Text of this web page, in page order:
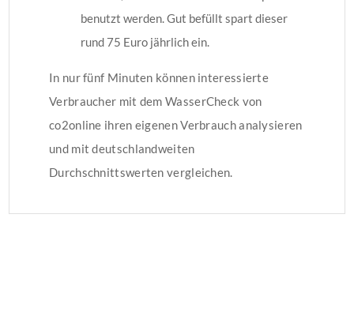
benutzt werden. Gut befüllt spart dieser
rund 75 Euro jährlich ein.
In nur fünf Minuten können interessierte
Verbraucher mit dem WasserCheck von
co2online ihren eigenen Verbrauch analysieren
und mit deutschlandweiten
Durchschnittswerten vergleichen.